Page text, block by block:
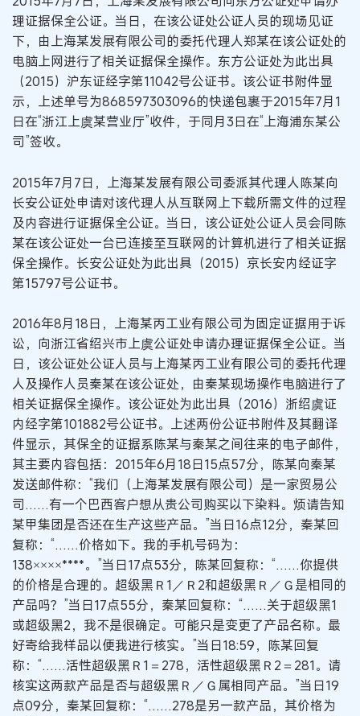
理证据保全公证。当日，在该公证处公证人员的现场见证
下，由上海某发展有限公司的委托代理人郑某在该公证处的
电脑上网进行了相关证据保全操作。东方公证处为此出具
（2015）沪东证经字第11042号公证书。该公证书附件显
示，上述单号为868597303096的快递包裹于2015年7月1
日在“浙江上虞某营业厅”收件，于同月3日在“上海浦东某公
司”签收。
2015年7月7日，上海某发展有限公司委派其代理人陈某向
长安公证处申请对该代理人从互联网上下载所需文件的过程
及内容进行证据保全公证。当日，该公证处公证人员会同陈
某在该公证处一台已连接至互联网的计算机进行了相关证据
保全操作。长安公证处为此出具（2015）京长安内经证字
第15797号公证书。
2016年8月18日，上海某丙工业有限公司为固定证据用于诉
讼，向浙江省绍兴市上虞公证处申请办理证据保全公证。当
日，该公证处公证人员与上海某丙工业有限公司的委托代理
人及操作人员秦某在该公证处，由秦某现场操作电脑进行了
相关证据保全操作。该公证处为此出具（2016）浙绍虞证
内经字第101882号公证书。上述两份公证书附件及其翻译
件显示，其保全的证据系陈某与秦某之间往来的电子邮件，
其主要内容包括：2015年6月18日15点57分，陈某向秦某
发送邮件称：“我们（上海某发展有限公司）是一家贸易公
司……有一个巴西客户想从贵公司购买以下染料。烦请告知
某甲集团是否还在生产这些产品。”当日16点12分，秦某回
复称：“……价格如下。我的手机号码为：
138××××****。”当日17点53分，陈某回复称：“……你提供
的价格是合理的。超级黑Ｒ1／Ｒ2和超级黑Ｒ／Ｇ是相同的
产品吗？”当日17点55分，秦某回复称：“……关于超级黑1
或超级黑2，我不是很确定。可能只是变更了产品名称。最
好寄给我样品以便我进行核实。”当日18:59，陈某回复
称：“……活性超级黑Ｒ1＝278，活性超级黑Ｒ2＝281。请
核实这两款产品是否与超级黑Ｒ／Ｇ属相同产品。”当日19
点09分，秦某回复称：“……278是另一款产品，其价格为